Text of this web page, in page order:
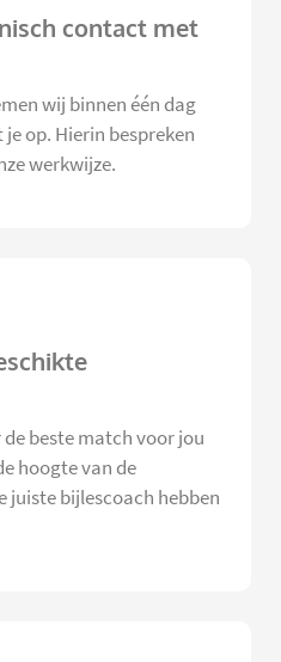
contact met
wij binnen één dag
op. Hierin bespreken
werkwijze.
beste match voor jou
hoogte van de
bijlescoach hebben